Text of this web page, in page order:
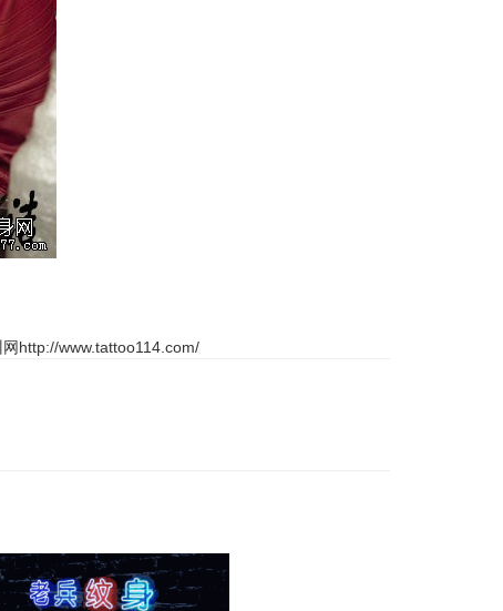
网http://www.tattoo114.com/